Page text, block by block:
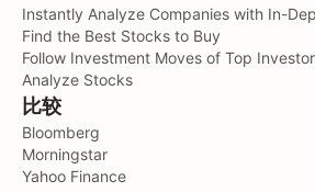
Instantly Analyze Companies with In-
Find the Best Stocks to Buy
Follow Investment Moves of Top
Analyze Stocks
比较
Bloomberg
Morningstar
Yahoo Finance